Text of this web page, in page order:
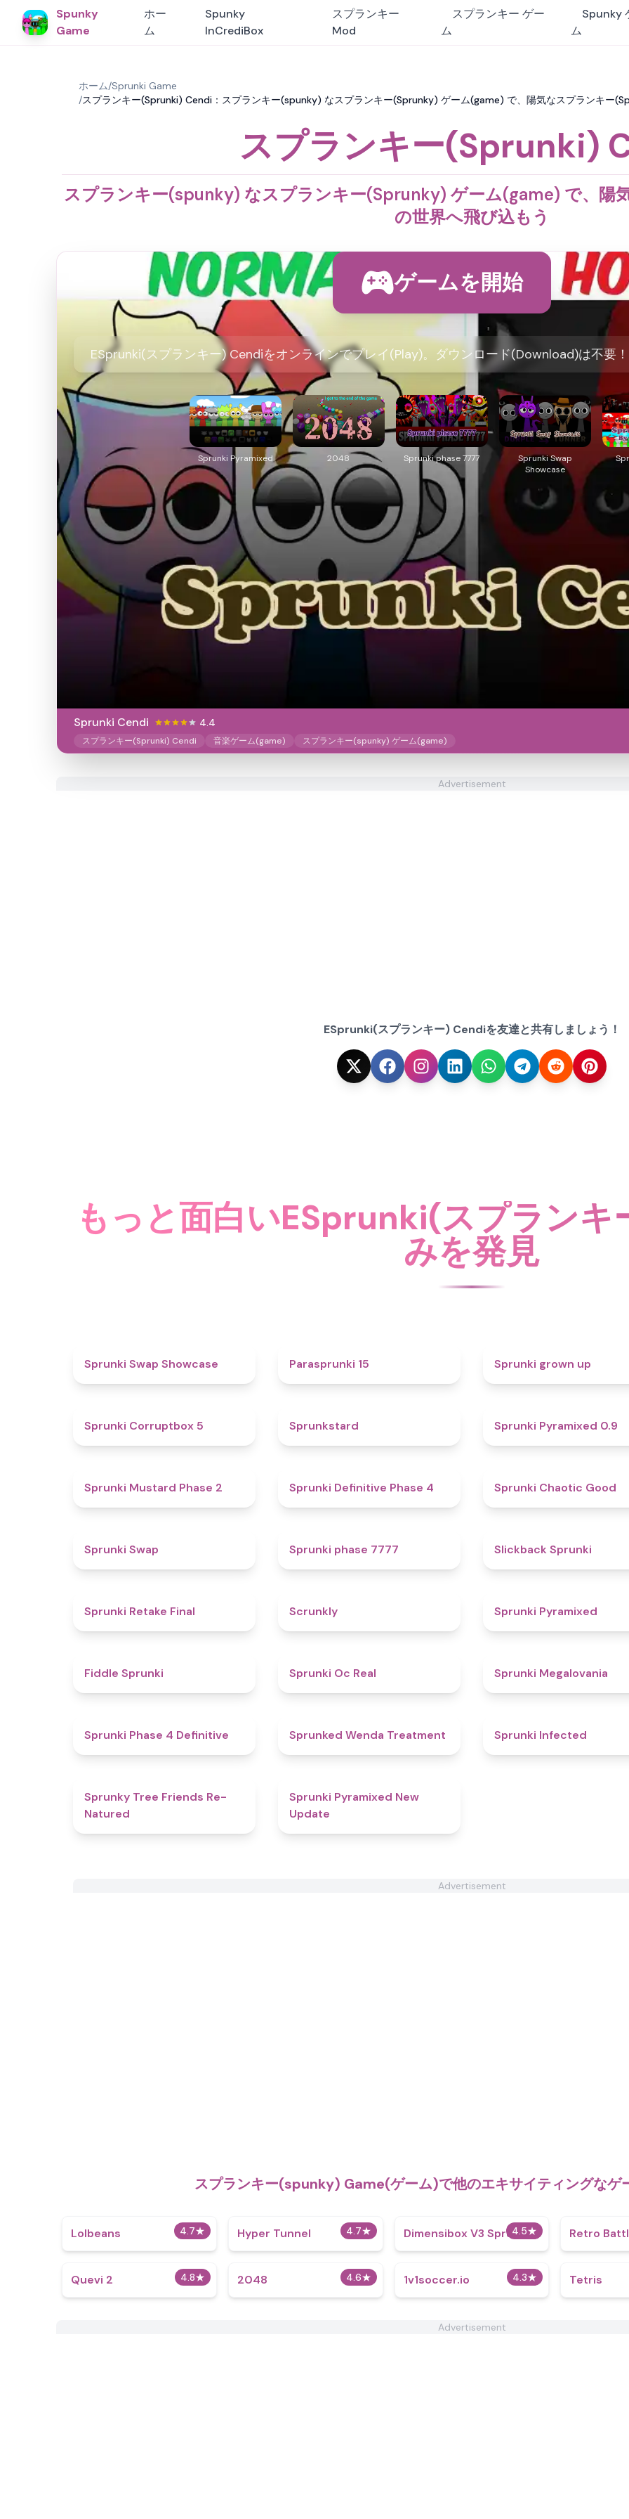
Spunky
Game
ホー
ム
Spunky
InCrediBox
スプランキー
Mod
スプランキー ゲー
ム
Spunky
ム
ホーム/Sprunki Game
/スプランキー(Sprunki) Cendi：スプランキー(spunky) なスプランキー(Sprunky) ゲーム(game) で、陽気なスプランキー
スプランキー(Sprunki)
スプランキー(spunky) なスプランキー(Sprunky) ゲーム(game) で、陽
の世界へ飛び込もう
ゲームを開始
ESprunki(スプランキー) Cendiをオンラインでプレイ(Play)。ダウンロード(Download)は不要
Sprunki Pyramixed 2048 Sprunki phase 7777
Sprunki Swap
Showcase
Sprunki Cendi 4.4
スプランキー(Sprunki) Cendi 音楽ゲーム(game) スプランキー(spunky) ゲーム(game)
Advertisement
ESprunki(スプランキー) Cendiを友達と共有しましょう！
もっと面白いESprunki(スプラン
みを発見
Sprunki Swap Showcase Parasprunki 15 Sprunki grown up
Sprunki Corruptbox 5 Sprunkstard Sprunki Pyramixed 0.9
Sprunki Mustard Phase 2 Sprunki Definitive Phase 4 Sprunki Chaotic Good
Sprunki Swap Sprunki phase 7777 Slickback Sprunki
Sprunki Retake Final Scrunkly Sprunki Pyramixed
Fiddle Sprunki Sprunki Oc Real Sprunki Megalovania
Sprunki Phase 4 Definitive 4.9
Sprunked Wenda Treatment Sprunki Infected
Sprunky Tree Friends Re-
Natured
Sprunki Pyramixed New
Update
Advertisement
スプランキー(spunky) Game(ゲーム)で他のエキサイティングな
4.7★
Lolbeans 4.7★
Hyper Tunnel 4.5★
Dimensibox V3 Sprunki Retro
4.8★
Quevi 2 4.6★
2048 4.3★
1v1soccer.io Tetris
Advertisement